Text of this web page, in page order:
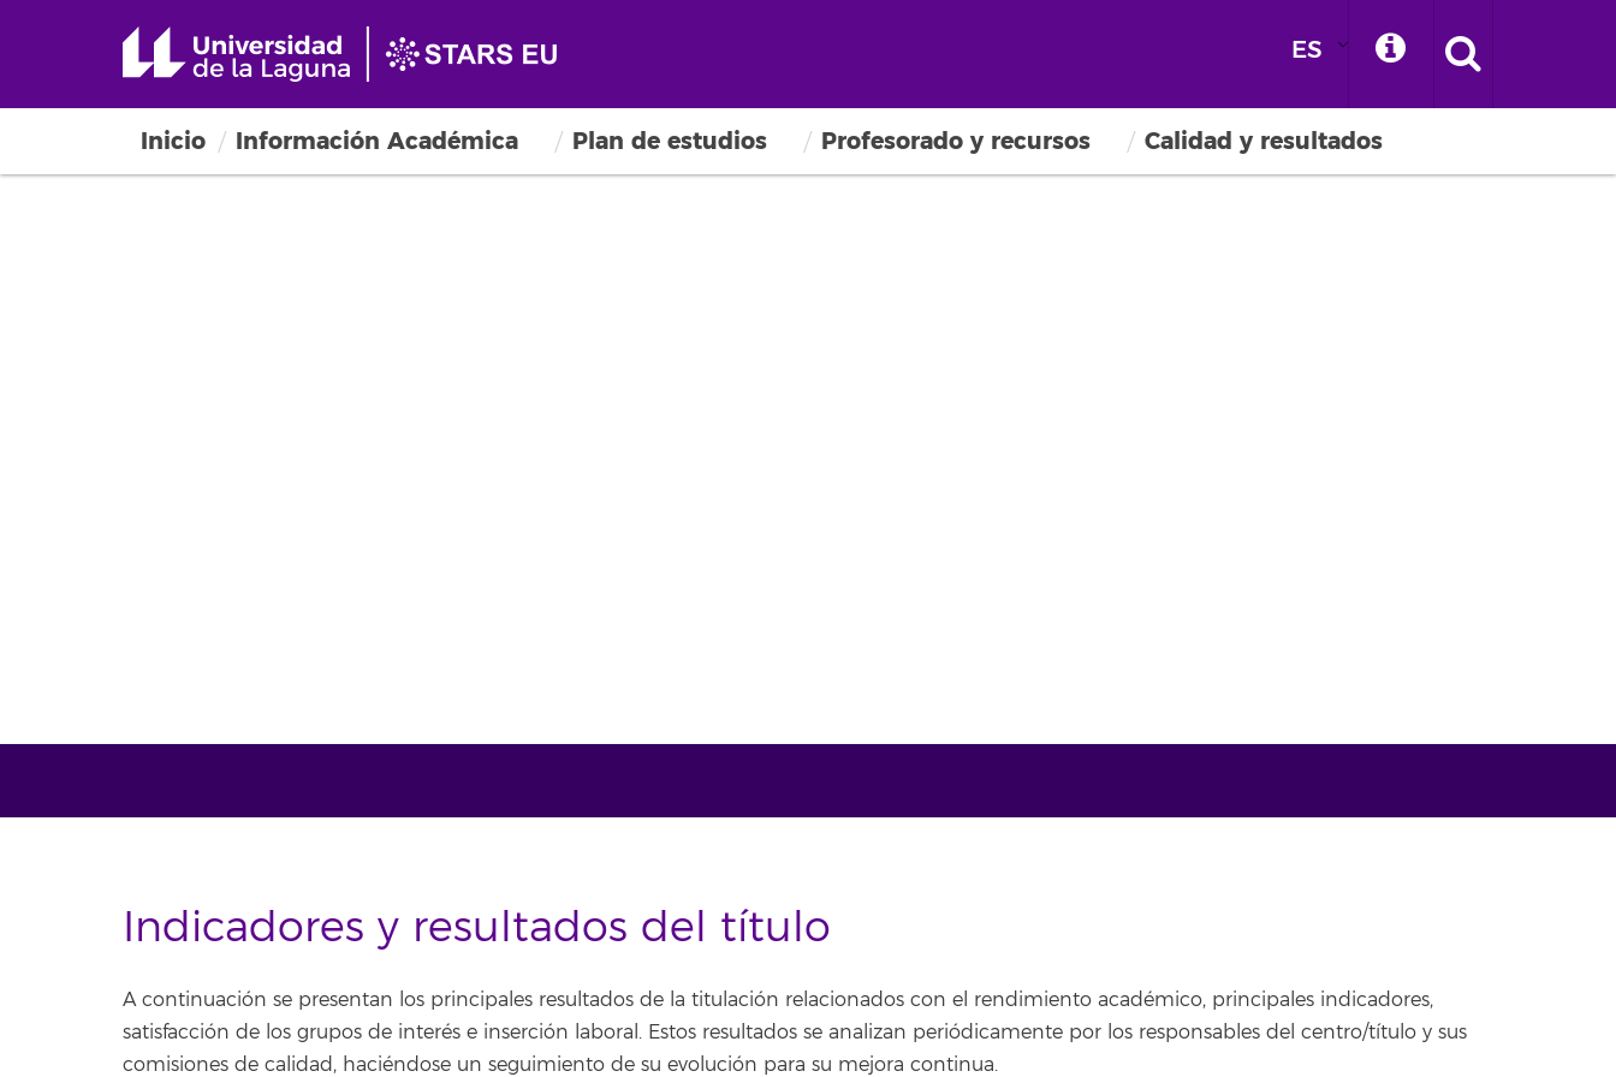
ES
Inicio Información Académica Plan de estudios Profesorado y recursos Calidad y resultados
Indicadores y resultados del título
A continuación se presentan los principales resultados de la titulación relacionados con el rendimiento académico, principales indicadores,
satisfacción de los grupos de interés e inserción laboral. Estos resultados se analizan periódicamente por los responsables del centro/título y sus
comisiones de calidad, haciéndose un seguimiento de su evolución para su mejora continua.